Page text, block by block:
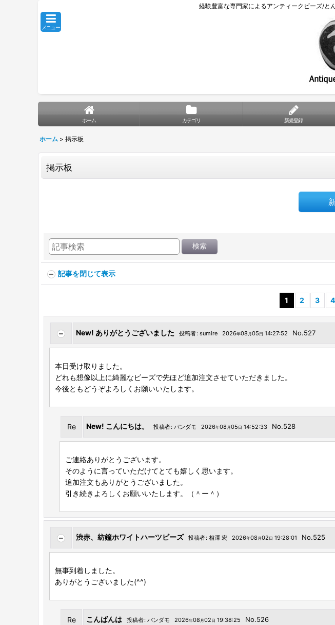
経験豊富な専門家によるアンティークビーズ/と
メニュー
ホーム カテゴリ 新規登録
ホーム > 掲示板
掲示板
検索
記事を閉じて表示
1 2 3 4
New! ありがとうございました 投稿者: sumire 2026年08 月05 日 14:27:52 No.527
本日受け取りました。
どれも想像以上に綺麗なビーズで先ほど追加注文させていただきました。
今後ともどうぞよろしくお願いいたします。
Re New! こんにちは。 投稿者: パンダモ 2026年08 月05 日 14:52:33 No.528
ご連絡ありがとうございます。
そのように言っていただけてとても嬉しく思います。
追加注文もありがとうございました。
引き続きよろしくお願いいたします。（＾ー＾）
渋赤、紡鐘ホワイトハーツビーズ 投稿者: 相澤 宏 2026年08 月02 日 19:28:01 No.525
無事到着しました。
ありがとうございました(^^)
Re こんばんは 投稿者: パンダモ 2026年08 月02 日 19:38:25 No.526